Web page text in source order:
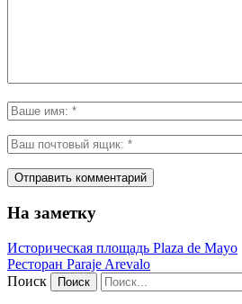
На заметку
Историческая площадь Plaza de Mayo
Ресторан Paraje Arevalo
Поиск